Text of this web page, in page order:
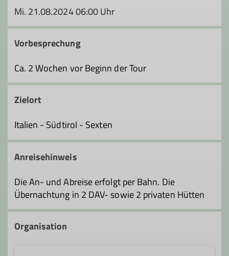
Mi. 21.08.2024 06:00 Uhr
Vorbesprechung
Ca. 2 Wochen vor Beginn der Tour
Zielort
Italien - Südtirol - Sexten
Anreisehinweis
Die An- und Abreise erfolgt per Bahn. Die
Übernachtung in 2 DAV- sowie 2 privaten Hütten
Organisation